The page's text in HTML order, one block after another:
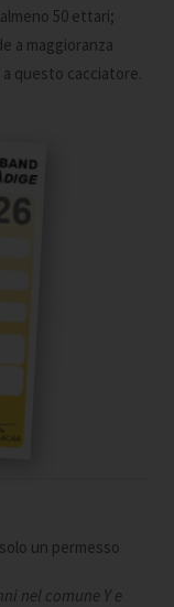
50 ettari;
a maggioranza
questo cacciatore.
un permesso
nel comune Y e